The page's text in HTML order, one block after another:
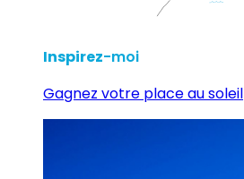
Inspirez-moi
Gagnez votre place au soleil